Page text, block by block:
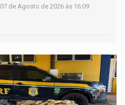
07 de Agosto de 2026 às 16:09